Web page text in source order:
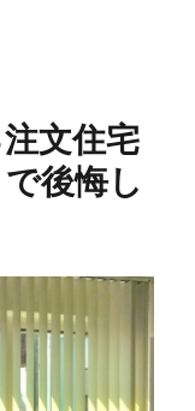
文住宅
後悔し